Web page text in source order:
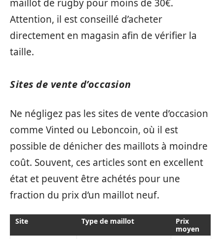
maillot de rugby pour moins de 30€.
Attention, il est conseillé d’acheter
directement en magasin afin de vérifier la
taille.
Sites de vente d’occasion
Ne négligez pas les sites de vente d’occasion
comme Vinted ou Leboncoin, où il est
possible de dénicher des maillots à moindre
coût. Souvent, ces articles sont en excellent
état et peuvent être achétés pour une
fraction du prix d’un maillot neuf.
Site Type de maillot
Prix
moyen